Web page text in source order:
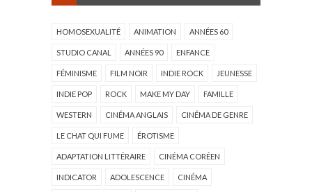
HOMOSEXUALITÉ ANIMATION ANNÉES 60
STUDIO CANAL ANNÉES 90 ENFANCE
FÉMINISME FILM NOIR INDIE ROCK JEUNESSE
INDIE POP ROCK MAKE MY DAY FAMILLE
WESTERN CINÉMA ANGLAIS CINÉMA DE GENRE
LE CHAT QUI FUME ÉROTISME
ADAPTATION LITTÉRAIRE CINÉMA CORÉEN
INDICATOR ADOLESCENCE CINÉMA